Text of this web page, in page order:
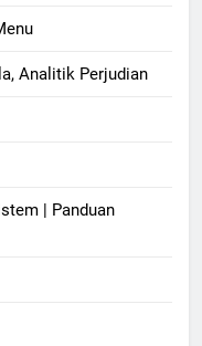
Analitik Perjudian
| Panduan